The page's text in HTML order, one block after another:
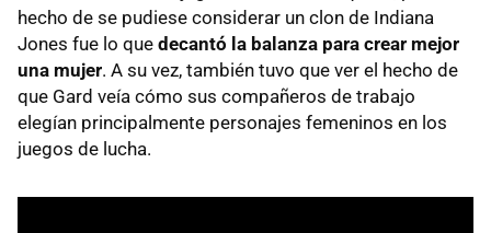
hecho de se pudiese considerar un clon de Indiana
Jones fue lo que decantó la balanza para crear mejor
una mujer. A su vez, también tuvo que ver el hecho de
que Gard veía cómo sus compañeros de trabajo
elegían principalmente personajes femeninos en los
juegos de lucha.